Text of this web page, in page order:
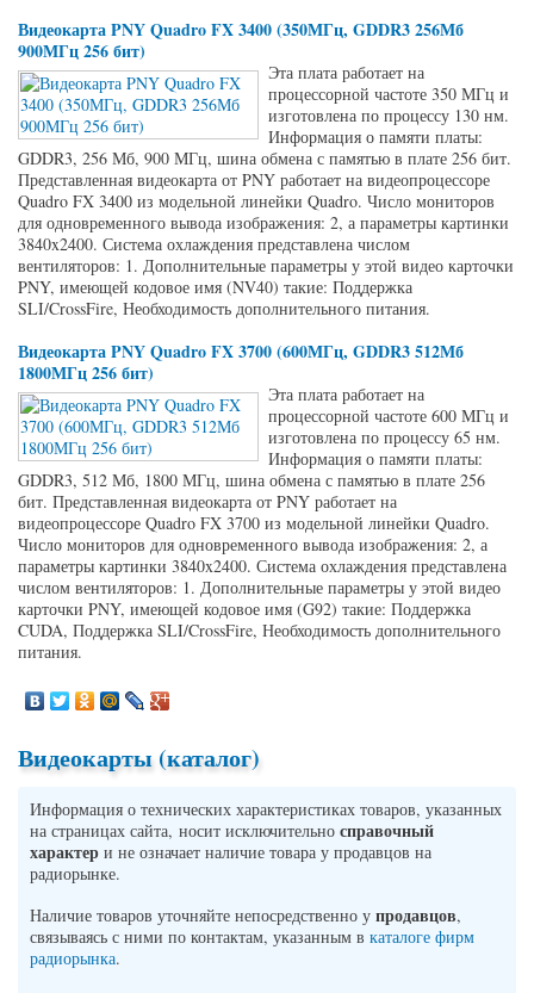
Видеокарта PNY Quadro FX 3400 (350МГц, GDDR3 256Мб
900МГц 256 бит)
Эта плата работает на
процессорной частоте 350 МГц и
изготовлена по процессу 130 нм.
Информация о памяти платы:
GDDR3, 256 Мб, 900 МГц, шина обмена с памятью в плате 256 бит.
Представленная видеокарта от PNY работает на видеопроцессоре
Quadro FX 3400 из модельной линейки Quadro. Число мониторов
для одновременного вывода изображения: 2, а параметры картинки
3840x2400. Система охлаждения представлена числом
вентиляторов: 1. Дополнительные параметры у этой видео карточки
PNY, имеющей кодовое имя (NV40) такие: Поддержка
SLI/CrossFire, Необходимость дополнительного питания.
Видеокарта PNY Quadro FX 3700 (600МГц, GDDR3 512Мб
1800МГц 256 бит)
Эта плата работает на
процессорной частоте 600 МГц и
изготовлена по процессу 65 нм.
Информация о памяти платы:
GDDR3, 512 Мб, 1800 МГц, шина обмена с памятью в плате 256
бит. Представленная видеокарта от PNY работает на
видеопроцессоре Quadro FX 3700 из модельной линейки Quadro.
Число мониторов для одновременного вывода изображения: 2, а
параметры картинки 3840x2400. Система охлаждения представлена
числом вентиляторов: 1. Дополнительные параметры у этой видео
карточки PNY, имеющей кодовое имя (G92) такие: Поддержка
CUDA, Поддержка SLI/CrossFire, Необходимость дополнительного
питания.
Видеокарты (каталог)
Информация о технических характеристиках товаров, указанных
на страницах сайта, носит исключительно справочный
характер и не означает наличие товара у продавцов на
радиорынке.
Наличие товаров уточняйте непосредственно у продавцов,
связываясь с ними по контактам, указанным в каталоге фирм
радиорынка.